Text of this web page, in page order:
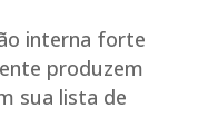
interna forte
produzem
sua lista de